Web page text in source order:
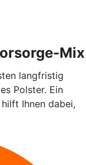
Mix
langfristig
Polster. Ein
Ihnen dabei,